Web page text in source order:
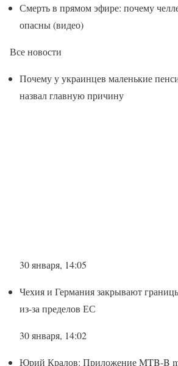
Смерть в прямом эфире: почему
опасны (видео)
Все новости
Почему у украинцев маленькие
назвал главную причину
30 января, 14:05
Чехия и Германия закрывают
из-за пределов ЕС
30 января, 14:02
Юрий Кралов: Приложение MTB-B